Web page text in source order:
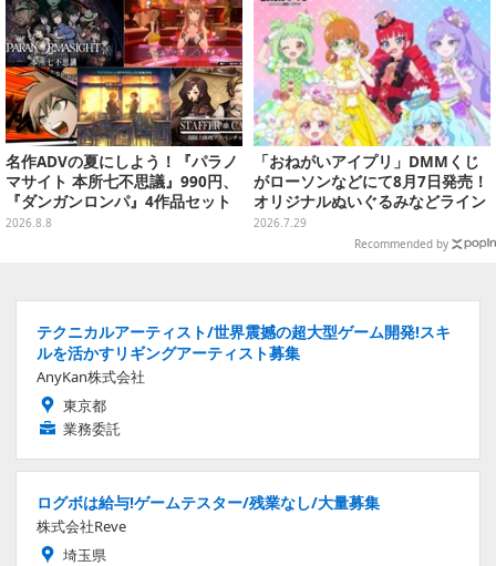
名作ADVの夏にしよう！『パラノ
マサイト 本所七不思議』990円、
『ダンガンロンパ』4作品セット
で3,060円、“お紳士”な恋愛ADV
2026.8.8
「おねがいアイプリ」DMMくじ
がローソンなどにて8月7日発売！
オリジナルぬいぐるみなどライン
ナップ、各等賞にスペシャルアイ
プリカードが付属
2026.7.29
Recommended by
テクニカルアーティスト/世界震撼の超大型ゲーム開発!スキ
ルを活かすリギングアーティスト募集
AnyKan株式会社
東京都
業務委託
ログボは給与!ゲームテスター/残業なし/大量募集
株式会社Reve
埼玉県